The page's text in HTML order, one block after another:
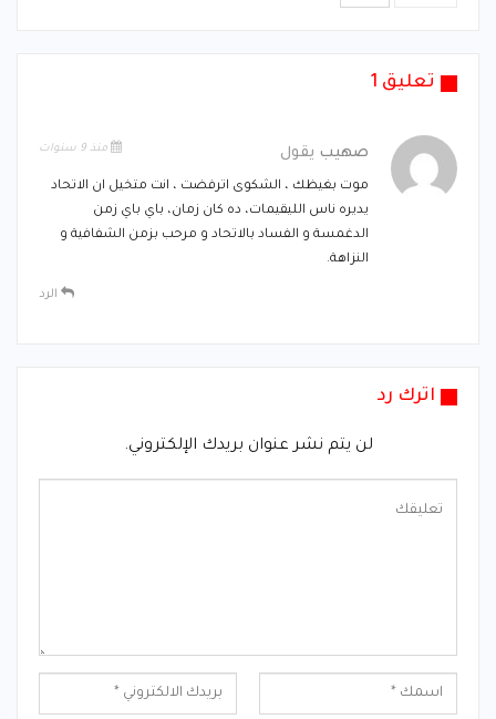
تعليق 1
صهيب يقول منذ 9 سنوات
موت بغيظك ، الشكوى اترفضت ، انت متخيل ان الاتحاد
يديره ناس الليقيمات، ده كان زمان، باي باي زمن
الدغمسة و الفساد بالاتحاد و مرحب بزمن الشفافية و
النزاهة.
الرد
اترك رد
لن يتم نشر عنوان بريدك الإلكتروني.